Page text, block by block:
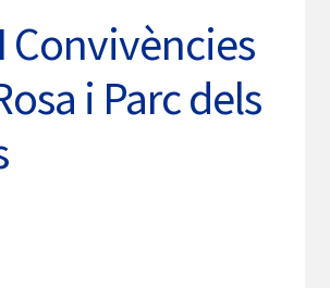
Convivències
i Parc dels